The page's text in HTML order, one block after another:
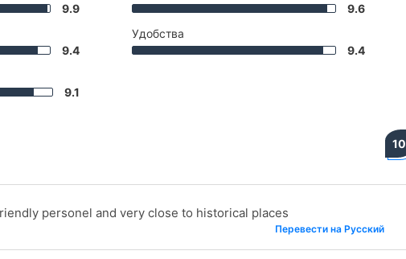
9.9
9.4
9.1
9.6
Удобства
9.4
10
personel and very close to historical places
Перевести на Русский